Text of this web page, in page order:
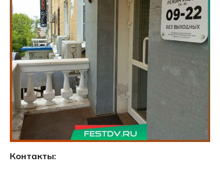
Контакты: